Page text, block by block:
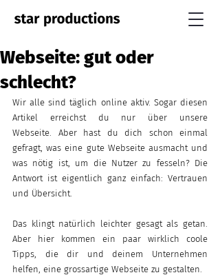
Webseite: gut oder
schlecht?
Wir alle sind täglich online aktiv. Sogar diesen
Artikel erreichst du nur über unsere
Webseite. Aber hast du dich schon einmal
gefragt, was eine gute Webseite ausmacht und
was nötig ist, um die Nutzer zu fesseln? Die
Antwort ist eigentlich ganz einfach: Vertrauen
und Übersicht.
Das klingt natürlich leichter gesagt als getan.
Aber hier kommen ein paar wirklich coole
Tipps, die dir und deinem Unternehmen
helfen, eine grossartige Webseite zu gestalten.